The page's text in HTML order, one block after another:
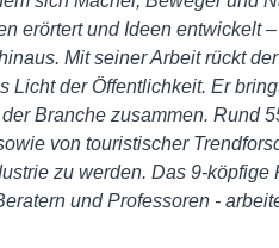
erörtert und Ideen entwickelt
Mit seiner Arbeit rückt
Licht der Öffentlichkeit. Er
Branche zusammen. Rund
von touristischer
zu werden. Das 9-köpfige
und Professoren -